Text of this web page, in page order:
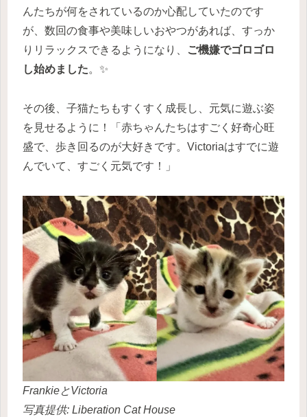
んたちが何をされているのか心配していたのです
が、数回の食事や美味しいおやつがあれば、すっか
りリラックスできるようになり、
ご機嫌でゴロゴロ
し始めました。✨
その後、子猫たちもすくすく成長し、元気に遊ぶ姿
を見せるように！「赤ちゃんたちはすごく好奇心旺
盛で、歩き回るのが大好きです。Victoriaはすでに遊
んでいて、すごく元気です！」
FrankieとVictoria
写真提供: Liberation Cat House